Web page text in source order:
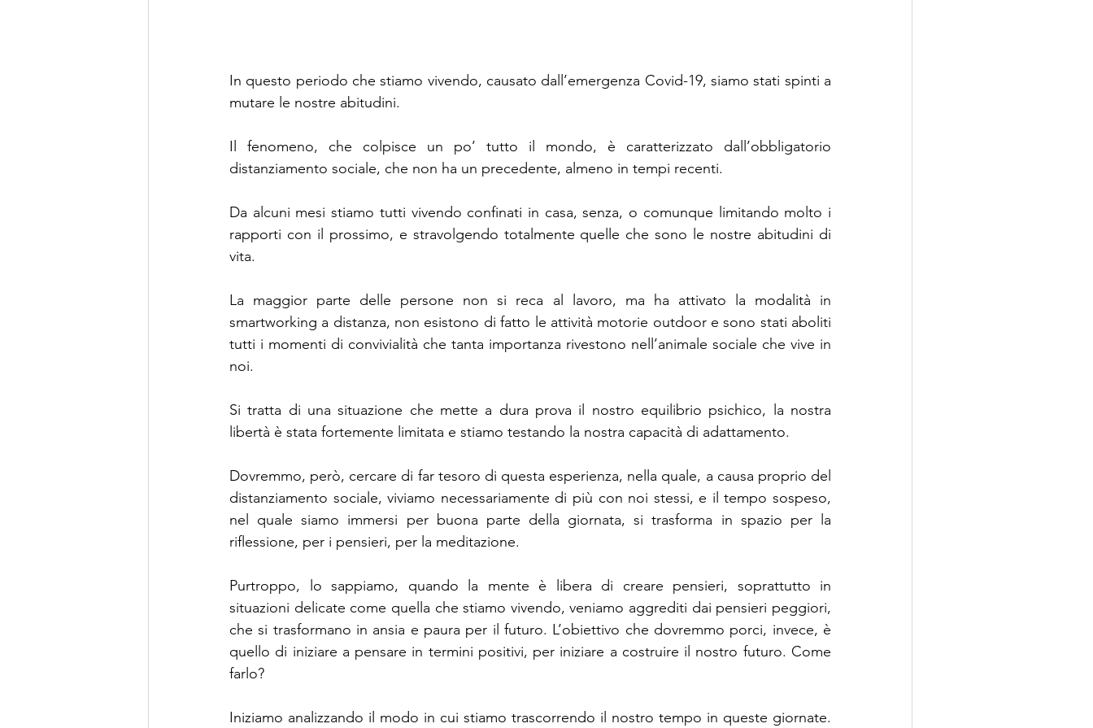
In questo periodo che stiamo vivendo, causato dall’emergenza Covid-19, siamo stati spinti a
mutare le nostre abitudini.
Il fenomeno, che colpisce un po’ tutto il mondo, è caratterizzato dall’obbligatorio
distanziamento sociale, che non ha un precedente, almeno in tempi recenti.
Da alcuni mesi stiamo tutti vivendo confinati in casa, senza, o comunque limitando molto i
rapporti con il prossimo, e stravolgendo totalmente quelle che sono le nostre abitudini di
vita.
La maggior parte delle persone non si reca al lavoro, ma ha attivato la modalità in
smartworking a distanza, non esistono di fatto le attività motorie outdoor e sono stati aboliti
tutti i momenti di convivialità che tanta importanza rivestono nell’animale sociale che vive in
noi.
Si tratta di una situazione che mette a dura prova il nostro equilibrio psichico, la nostra
libertà è stata fortemente limitata e stiamo testando la nostra capacità di adattamento.
Dovremmo, però, cercare di far tesoro di questa esperienza, nella quale, a causa proprio del
distanziamento sociale, viviamo necessariamente di più con noi stessi, e il tempo sospeso,
nel quale siamo immersi per buona parte della giornata, si trasforma in spazio per la
riflessione, per i pensieri, per la meditazione.
Purtroppo, lo sappiamo, quando la mente è libera di creare pensieri, soprattutto in
situazioni delicate come quella che stiamo vivendo, veniamo aggrediti dai pensieri peggiori,
che si trasformano in ansia e paura per il futuro. L’obiettivo che dovremmo porci, invece, è
quello di iniziare a pensare in termini positivi, per iniziare a costruire il nostro futuro. Come
farlo?
Iniziamo analizzando il modo in cui stiamo trascorrendo il nostro tempo in queste giornate.